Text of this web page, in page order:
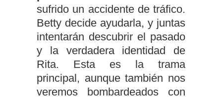
sufrido un accidente de tráfico.
Betty decide ayudarla, y juntas
intentarán descubrir el pasado
y la verdadera identidad de
Rita. Esta es la trama
principal, aunque también nos
veremos bombardeados con